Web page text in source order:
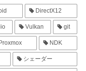
DirectX12
Vulkan git
Proxmox NDK
シェーダー